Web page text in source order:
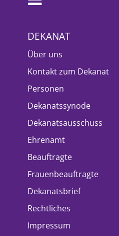
DEKANAT
Über uns
Kontakt zum Dekanat
Personen
Dekanatssynode
Dekanatsausschuss
Ehrenamt
Beauftragte
Frauenbeauftragte
Dekanatsbrief
Rechtliches
Impressum